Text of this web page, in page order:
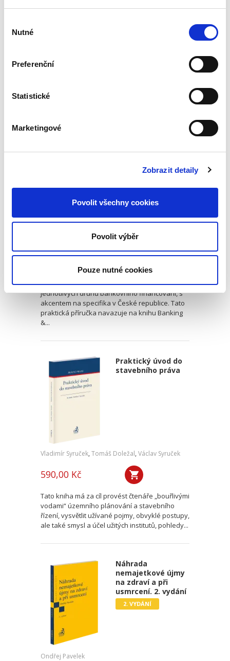
souhlasu
Nutné
Preferenční
Statistické
Marketingové
Zobrazit detaily
Povolit všechny cookies
Povolit výběr
Pouze nutné cookies
zaměřují na klíčové instituty individuálních
pracovněprávních vztahů podle zákoníku
druhů financování
Miloš Felgr, Daniel Hurych
Kniha přibližuje právnické obci specifickou praxi
jednotlivých druhů bankovního financování, s
akcentem na specifika v České republice. Tato
praktická příručka navazuje na knihu Banking
&...
Praktický úvod do
stavebního práva
Vladimír Syruček, Tomáš Doležal, Václav Syruček
590,00 Kč
Tato kniha má za cíl provést čtenáře „bouřlivými
vodami“ územního plánování a stavebního
řízení, vysvětlit užívané pojmy, obvyklé postupy,
ale také smysl a účel užitých institutů, pohledy...
Náhrada
nemajetkové újmy
na zdraví a při
usmrcení. 2. vydání
2. VYDÁNÍ
Ondřej Pavelek